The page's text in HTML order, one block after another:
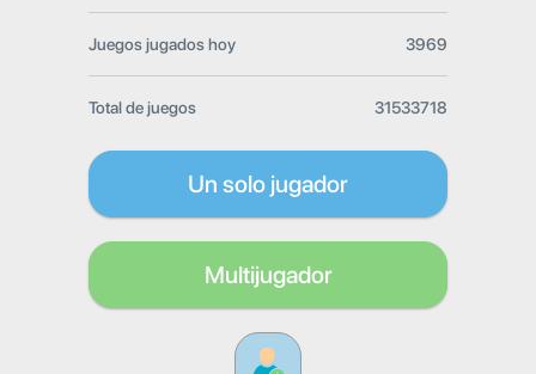
Juegos jugados hoy 3969
Total de juegos 31533718
Un solo jugador
Multijugador